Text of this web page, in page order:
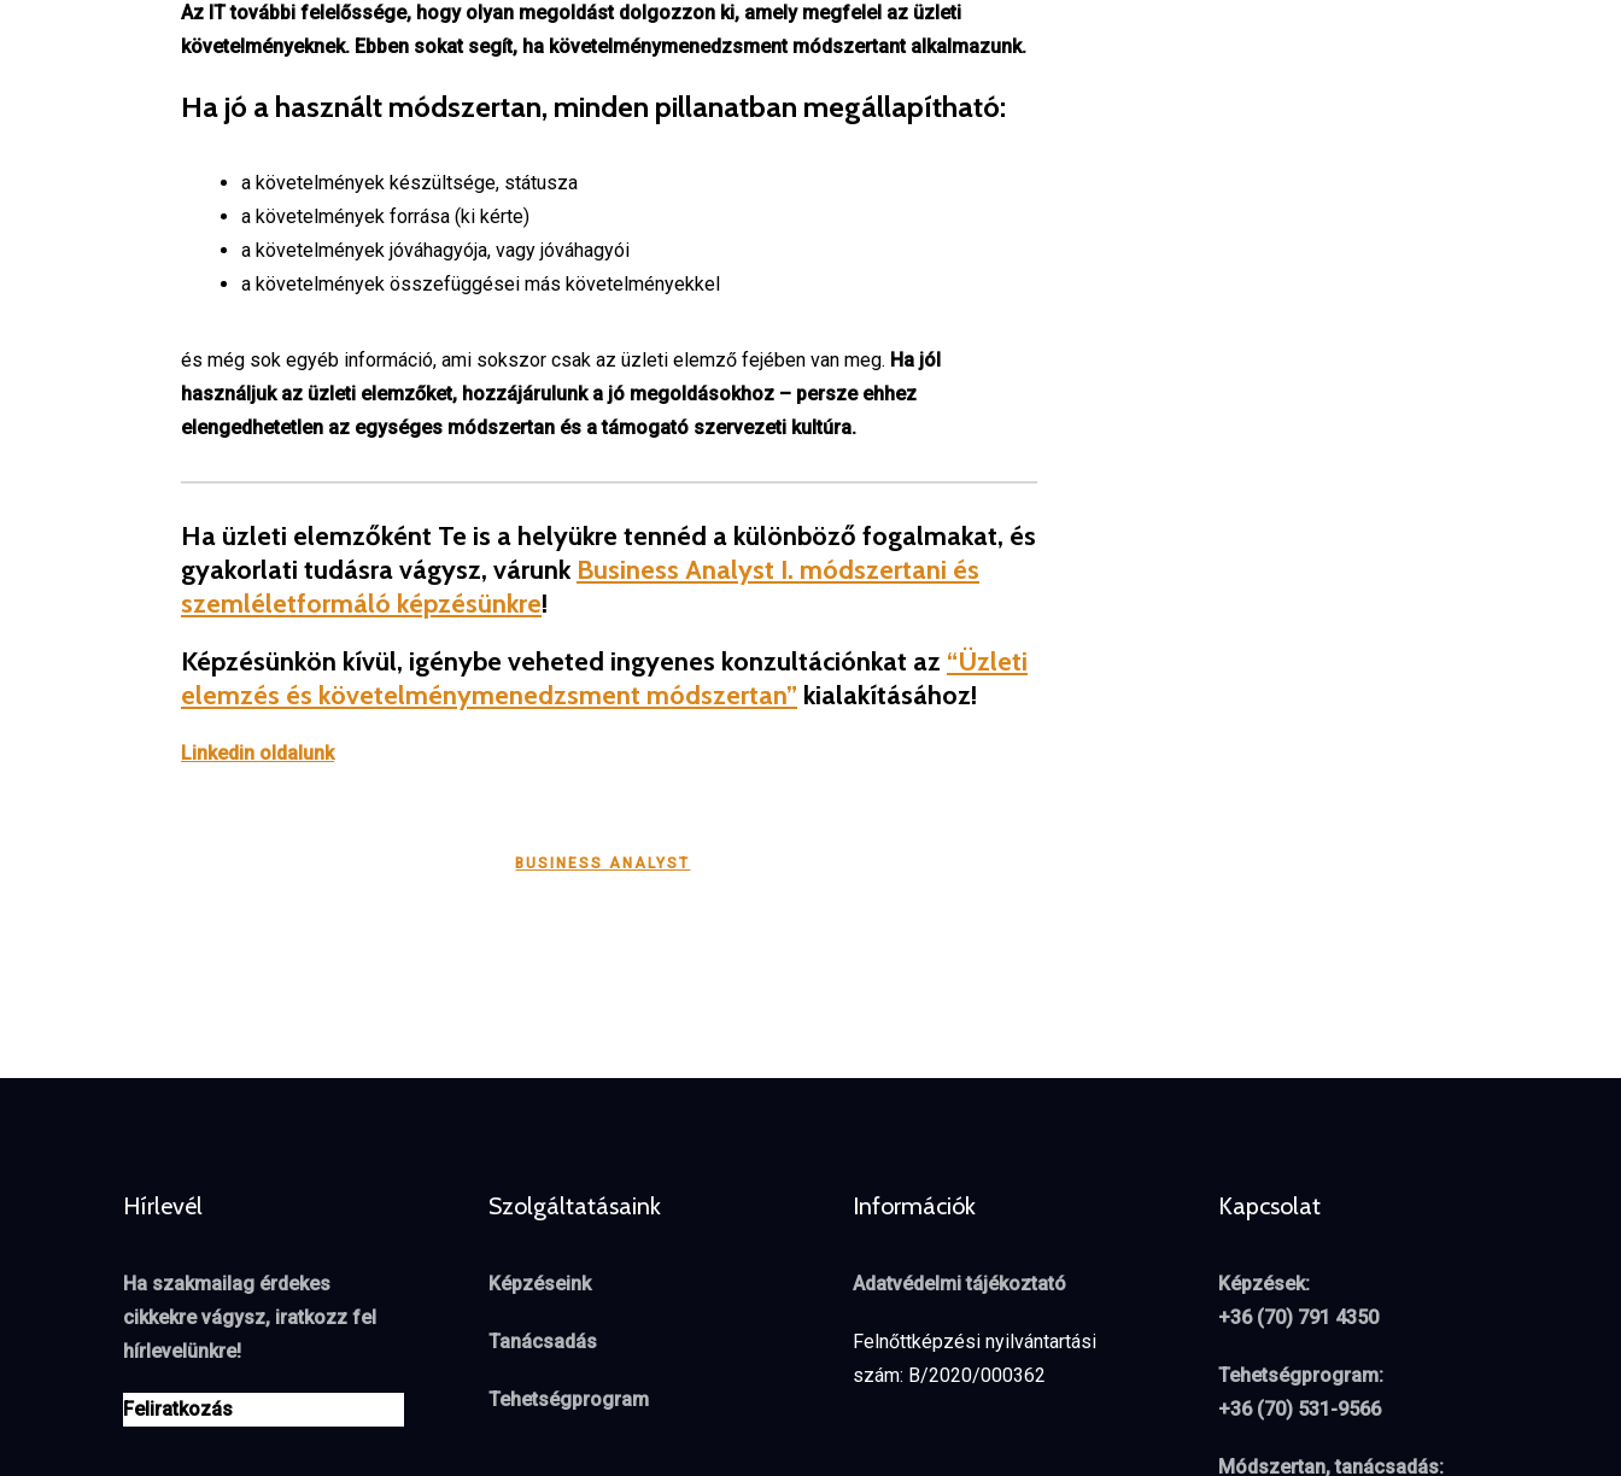
Az IT további felelőssége, hogy olyan megoldást dolgozzon ki, amely megfelel az üzleti
követelményeknek. Ebben sokat segít, ha követelménymenedzsment módszertant alkalmazunk.
Ha jó a használt módszertan, minden pillanatban megállapítható:
a követelmények készültsége, státusza
a követelmények forrása (ki kérte)
a követelmények jóváhagyója, vagy jóváhagyói
a követelmények összefüggései más követelményekkel
és még sok egyéb információ, ami sokszor csak az üzleti elemző fejében van meg. Ha jól
használjuk az üzleti elemzőket, hozzájárulunk a jó megoldásokhoz – persze ehhez
elengedhetetlen az egységes módszertan és a támogató szervezeti kultúra.
Ha üzleti elemzőként Te is a helyükre tennéd a különböző fogalmakat, és
gyakorlati tudásra vágysz, várunk Business Analyst I. módszertani és
szemléletformáló képzésünkre!
Képzésünkön kívül, igénybe veheted ingyenes konzultációnkat az “Üzleti
elemzés és követelménymenedzsment módszertan” kialakításához!
Linkedin oldalunk
BUSINESS ANALYST
Hírlevél
Ha szakmailag érdekes
cikkekre vágysz, iratkozz fel
hírlevelünkre!
Feliratkozás
Szolgáltatásaink
Képzéseink
Tanácsadás
Tehetségprogram
Információk
Adatvédelmi tájékoztató
Felnőttképzési nyilvántartási
szám: B/2020/000362
Kapcsolat
Képzések:
+36 (70) 791 4350
Tehetségprogram:
+36 (70) 531-9566
Módszertan, tanácsadás: